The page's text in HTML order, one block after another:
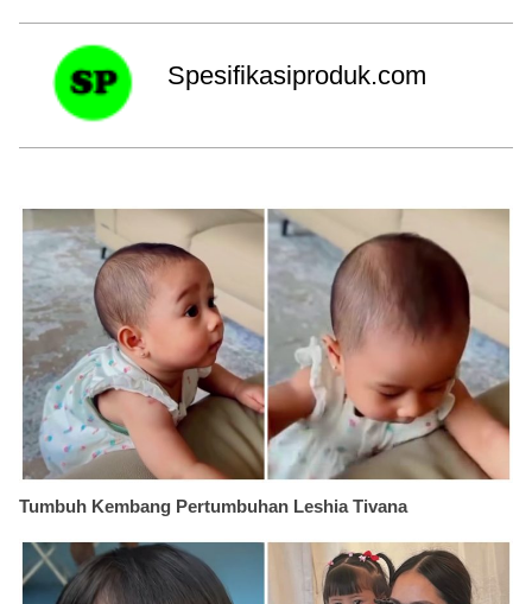
Spesifikasiproduk.com
Tumbuh Kembang Pertumbuhan Leshia Tivana